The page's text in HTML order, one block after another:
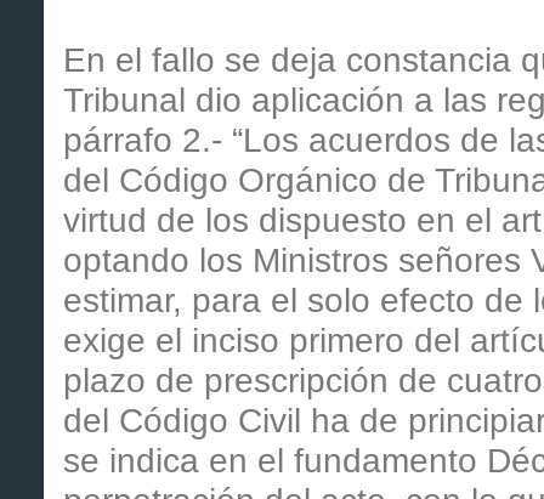
En el fallo se deja constancia
Tribunal dio aplicación a las
párrafo 2.- “Los acuerdos de
del Código Orgánico de
virtud de los dispuesto en el
optando los Ministros señores
estimar, para el solo efecto de
exige el inciso primero del
plazo de prescripción de
del Código Civil ha de
se indica en el fundamento